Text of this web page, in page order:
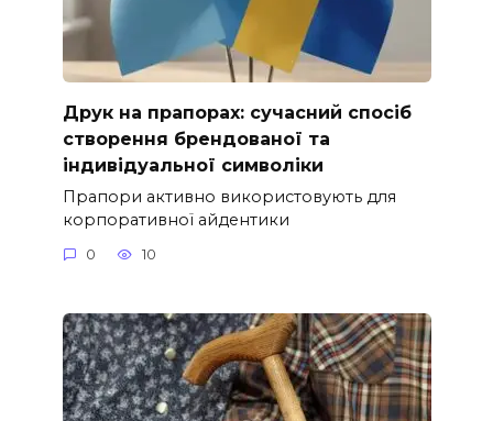
Друк на прапорах: сучасний спосіб
створення брендованої та
індивідуальної символіки
Прапори активно використовують для
корпоративної айдентики
0 10